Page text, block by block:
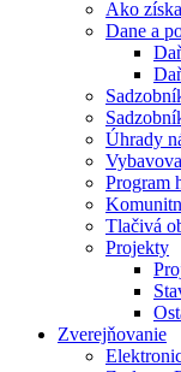
Ako
Dane a
Úhrady
Program
Tlačivá
Projekty
Zverejňovanie